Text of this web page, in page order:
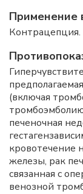
Применение
Контрацепция.
(включая
печеночная
кровотечение
железы, рак
связанная с
венозной